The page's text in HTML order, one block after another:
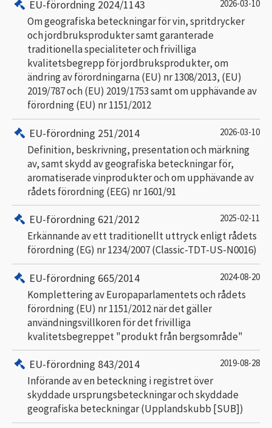
EU-förordning 2024/1143 2026-03-10
Om geografiska beteckningar för vin, spritdrycker
och jordbruksprodukter samt garanterade
traditionella specialiteter och frivilliga
kvalitetsbegrepp för jordbruksprodukter, om
ändring av förordningarna (EU) nr 1308/2013, (EU)
2019/787 och (EU) 2019/1753 samt om upphävande av
förordning (EU) nr 1151/2012
EU-förordning 251/2014 2026-03-10
Definition, beskrivning, presentation och märkning
av, samt skydd av geografiska beteckningar för,
aromatiserade vinprodukter och om upphävande av
rådets förordning (EEG) nr 1601/91
EU-förordning 621/2012 2025-02-11
Erkännande av ett traditionellt uttryck enligt rådets
förordning (EG) nr 1234/2007 (Classic-TDT-US-N0016)
EU-förordning 665/2014 2024-08-20
Komplettering av Europaparlamentets och rådets
förordning (EU) nr 1151/2012 när det gäller
användningsvillkoren för det frivilliga
kvalitetsbegreppet "produkt från bergsområde"
EU-förordning 843/2014 2019-08-28
Införande av en beteckning i registret över
skyddade ursprungsbeteckningar och skyddade
geografiska beteckningar (Upplandskubb [SUB])